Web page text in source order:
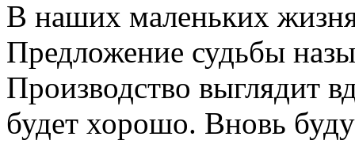
В наших маленьких
Предложение судьбы
Производство выглядит
будет хорошо. Вновь